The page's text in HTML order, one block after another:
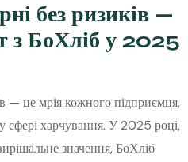
без ризиків —
з БоХліб у 2025
— це мрія кожного підприємця,
сфері харчування. У 2025 році,
значення, БоХліб